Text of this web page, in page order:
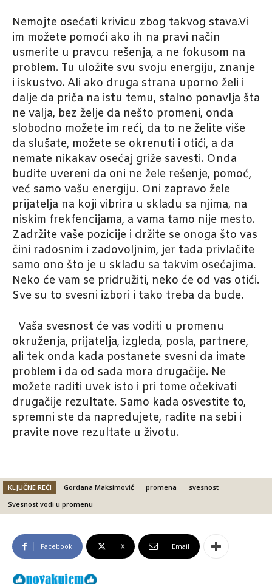
Nemojte osećati krivicu zbog takvog stava.Vi
im možete pomoći ako ih na pravi način
usmerite u pravcu rešenja, a ne fokusom na
problem. Tu uložite svu svoju energiju, znanje
i iskustvo. Ali ako druga strana uporno želi i
dalje da priča na istu temu, stalno ponavlja šta
ne valja, bez želje da nešto promeni, onda
slobodno možete im reći, da to ne želite više
da slušate, možete se okrenuti i otići, a da
nemate nikakav osećaj griže savesti. Onda
budite uvereni da oni ne žele rešenje, pomoć,
već samo vašu energiju. Oni zapravo žele
prijatelja na koji vibrira u skladu sa njima, na
niskim frekfencijama, a vama tamo nije mesto.
Zadržite vaše pozicije i držite se onoga što vas
čini radosnim i zadovoljnim, jer tada privlačite
samo ono što je u skladu sa takvim osećajima.
Neko će vam se pridružiti, neko će od vas otići.
Sve su to svesni izbori i tako treba da bude.
Vaša svesnost će vas voditi u promenu
okruženja, prijatelja, izgleda, posla, partnere,
ali tek onda kada postanete svesni da imate
problem i da od sada mora drugačije. Ne
možete raditi uvek isto i pri tome očekivati
drugačije rezultate. Samo kada osvestite to,
spremni ste da napredujete, radite na sebi i
pravite nove rezultate u životu.
KLJUČNE REČI Gordana Maksimović promena
svesnost
Svesnost vodi u promenu
Facebook X Email